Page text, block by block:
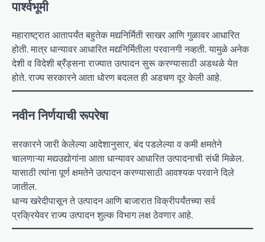
पार्श्वभूमी
महाराष्ट्रात आतापर्यंत बहुतेक मद्यनिर्मिती साखर आणि गुळावर आधारित
होती. मात्र धान्यावर आधारित मद्यनिर्मितीला परवानगी नव्हती. यामुळे अनेक
देशी व विदेशी ब्रँड्सना राज्यात उत्पादन सुरू करण्यासाठी अडथळे येत
होते. राज्य सरकारने आता धोरण बदलत ही अडचण दूर केली आहे.
नवीन निर्णयाची रूपरेषा
सरकारने जारी केलेल्या आदेशानुसार, बंद पडलेल्या व कमी क्षमतेने
चालणाऱ्या मद्यउद्योगांना आता धान्यावर आधारित उत्पादनाची संधी मिळेल.
यासाठी त्यांना पूर्ण क्षमतेने उत्पादन करण्यासाठी आवश्यक परवाने दिले
जातील.
धान्य खरेदीपासून ते उत्पादन आणि बाजारात विक्रीपर्यंतच्या सर्व
प्रक्रियेवर राज्य उत्पादन शुल्क विभाग लक्ष ठेवणार आहे.